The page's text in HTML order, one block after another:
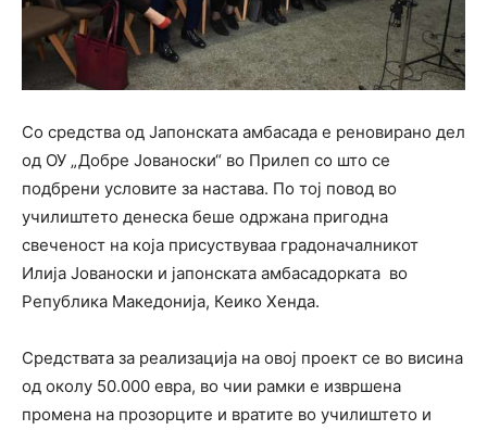
Со средства од Јапонската амбасада е реновирано дел
од ОУ „Добре Јованоски“ во Прилеп со што се
подбрени условите за настава. По тој повод во
училиштето денеска беше одржана пригодна
свеченост на која присуствуваа градоначалникот
Илија Јованоски и јапонската амбасадорката во
Република Македонија, Кеико Хенда.
Средствата за реализација на овој проект се во висина
од околу 50.000 евра, во чии рамки е извршена
промена на прозорците и вратите во училиштето и